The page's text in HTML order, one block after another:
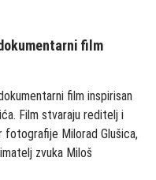
film
film inspirisan
Film stvaraju reditelj i
Milorad Glušica,
zvuka Miloš